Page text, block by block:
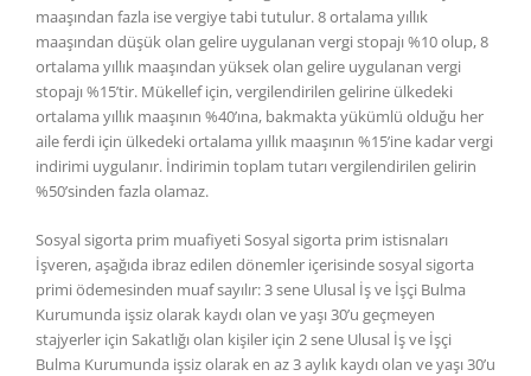
maaşından fazla ise vergiye tabi tutulur. 8 ortalama yıllık
maaşından düşük olan gelire uygulanan vergi stopajı %10 olup, 8
ortalama yıllık maaşından yüksek olan gelire uygulanan vergi
stopajı %15’tir. Mükellef için, vergilendirilen gelirine ülkedeki
ortalama yıllık maaşının %40’ına, bakmakta yükümlü olduğu her
aile ferdi için ülkedeki ortalama yıllık maaşının %15’ine kadar vergi
indirimi uygulanır. İndirimin toplam tutarı vergilendirilen gelirin
%50’sinden fazla olamaz.
Sosyal sigorta prim muafiyeti Sosyal sigorta prim istisnaları
İşveren, aşağıda ibraz edilen dönemler içerisinde sosyal sigorta
primi ödemesinden muaf sayılır: 3 sene Ulusal İş ve İşçi Bulma
Kurumunda işsiz olarak kaydı olan ve yaşı 30’u geçmeyen
stajyerler için Sakatlığı olan kişiler için 2 sene Ulusal İş ve İşçi
Bulma Kurumunda işsiz olarak en az 3 aylık kaydı olan ve yaşı 30’u